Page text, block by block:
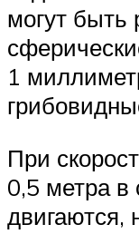
могут
1
При
0,5 метра в
двигаются,